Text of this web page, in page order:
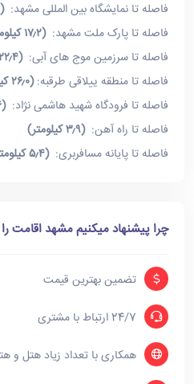
فاصله تا نمایشگاه بین المللی مشهد:(۱۷٫۷ کیلومتر)
فاصله تا پارک ملت مشهد:(۱۷٫۲ کیلومتر)
فاصله تا سرزمین موج های آبی:(۲۲٫۴ کیلومتر)
فاصله تا منطقه ییلاقی طرقبه:(۲۶٫۰ کیلومتر)
فاصله تا فرودگاه شهید هاشمی نژاد:(۷٫۶ کیلومتر)
فاصله تا راه آهن:(۳٫۹ کیلومتر)
فاصله تا پایانه مسافربری:(۵٫۴ کیلومتر)
چرا پیشنهاد میکنیم مشهد اقامت
تضمین بهترین قیمت
24/7 ارتباط با مشتری
همکاری با تعداد زیاد هتل و